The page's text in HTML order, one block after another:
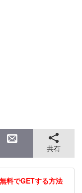
共有
料でGETする方法